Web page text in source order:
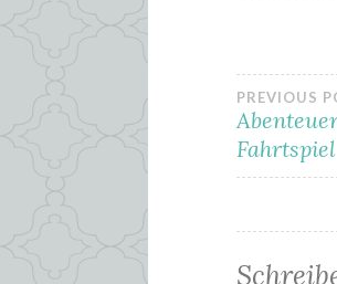
PREVIOUS
Fahrtspiel